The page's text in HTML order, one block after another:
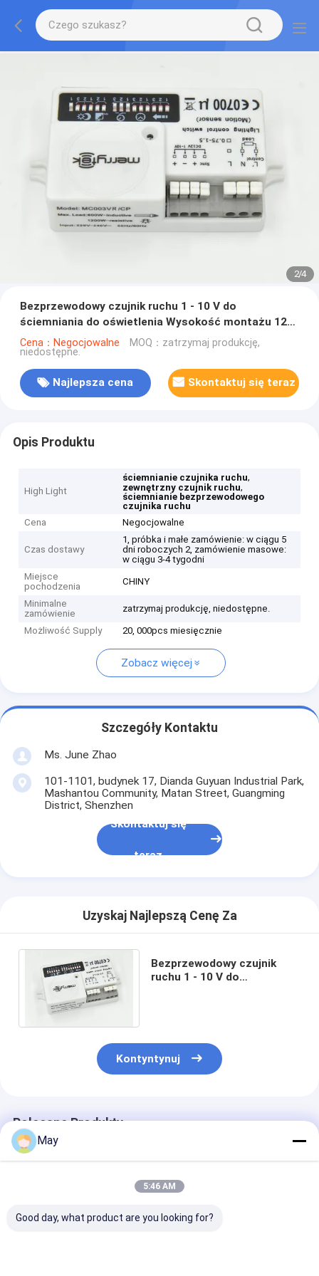
2/4
Bezprzewodowy czujnik ruchu 1 - 10 V do
ściemniania do oświetlenia Wysokość montażu 12
m
Cena：Negocjowalne MOQ：zatrzymaj produkcję,
niedostępne.
Najlepsza cena Skontaktuj się teraz
Opis Produktu
High Light
ściemnianie czujnika ruchu,
zewnętrzny czujnik ruchu,
ściemnianie bezprzewodowego
czujnika ruchu
Cena
Negocjowalne
Czas dostawy
1, próbka i małe zamówienie: w ciągu 5
dni roboczych 2, zamówienie masowe:
w ciągu 3-4 tygodni
Miejsce
pochodzenia
CHINY
Minimalne
zamówienie
zatrzymaj produkcję, niedostępne.
Możliwość Supply 20, 000pcs miesięcznie
Zobacz więcej
Szczegóły Kontaktu
Ms. June Zhao
101-1101, budynek 17, Dianda Guyuan Industrial Park,
Mashantou Community, Matan Street, Guangming
District, Shenzhen
Skontaktuj się
teraz
Uzyskaj Najlepszą Cenę Za
Bezprzewodowy czujnik
ruchu 1 - 10 V do
Kontyntynuj
Polecane Produkty
May
5:46 AM
Good day, what product are you looking for?